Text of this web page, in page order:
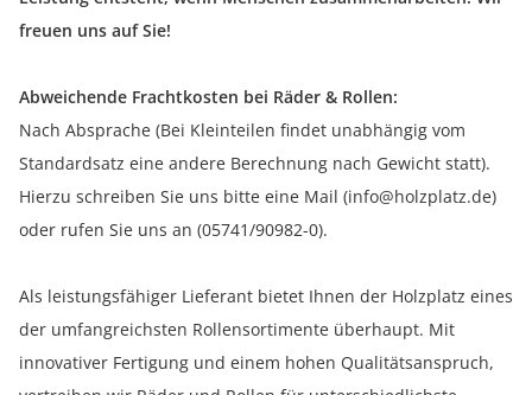
freuen uns auf Sie!
Abweichende Frachtkosten bei Räder & Rollen:
Nach Absprache (Bei Kleinteilen findet unabhängig vom
Standardsatz eine andere Berechnung nach Gewicht statt).
Hierzu schreiben Sie uns bitte eine Mail (info@holzplatz.de)
oder rufen Sie uns an (05741/90982-0).
Als leistungsfähiger Lieferant bietet Ihnen der Holzplatz eines
der umfangreichsten Rollensortimente überhaupt. Mit
innovativer Fertigung und einem hohen Qualitätsanspruch,